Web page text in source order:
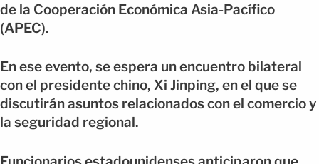
de la Cooperación Económica Asia-Pacífico
(APEC).
En ese evento, se espera un encuentro bilateral
con el presidente chino, Xi Jinping, en el que se
discutirán asuntos relacionados con el comercio y
la seguridad regional.